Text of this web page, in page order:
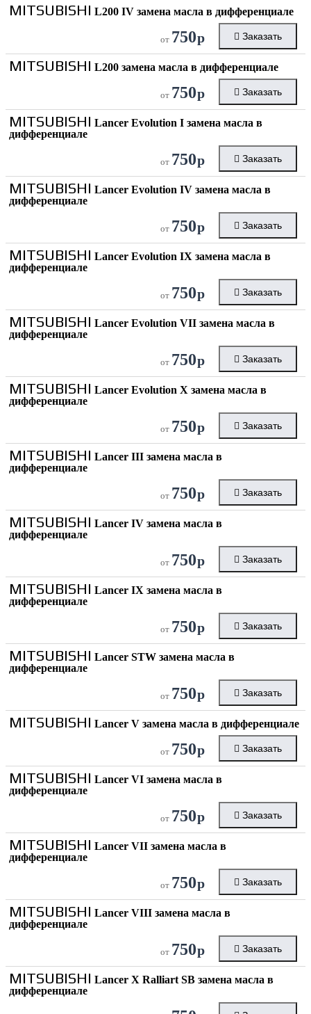
MITSUBISHI L200 IV замена масла в дифференциале
от 750р Заказать
MITSUBISHI L200 замена масла в дифференциале
от 750р Заказать
MITSUBISHI Lancer Evolution I замена масла в
дифференциале
от 750р Заказать
MITSUBISHI Lancer Evolution IV замена масла в
дифференциале
от 750р Заказать
MITSUBISHI Lancer Evolution IX замена масла в
дифференциале
от 750р Заказать
MITSUBISHI Lancer Evolution VII замена масла в
дифференциале
от 750р Заказать
MITSUBISHI Lancer Evolution X замена масла в
дифференциале
от 750р Заказать
MITSUBISHI Lancer III замена масла в
дифференциале
от 750р Заказать
MITSUBISHI Lancer IV замена масла в
дифференциале
от 750р Заказать
MITSUBISHI Lancer IX замена масла в
дифференциале
от 750р Заказать
MITSUBISHI Lancer STW замена масла в
дифференциале
от 750р Заказать
MITSUBISHI Lancer V замена масла в дифференциале
от 750р Заказать
MITSUBISHI Lancer VI замена масла в
дифференциале
от 750р Заказать
MITSUBISHI Lancer VII замена масла в
дифференциале
от 750р Заказать
MITSUBISHI Lancer VIII замена масла в
дифференциале
от 750р Заказать
MITSUBISHI Lancer X Ralliart SB замена масла в
дифференциале